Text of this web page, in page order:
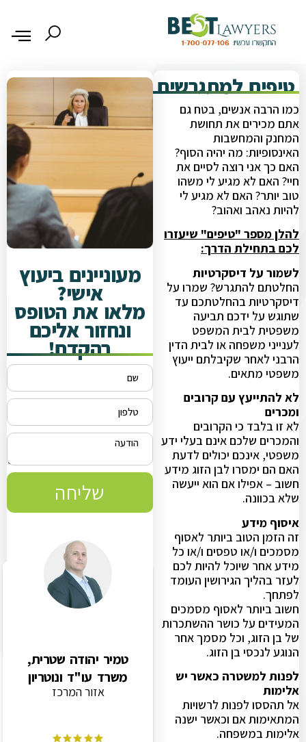
טיפים למתגרשים
כמו הרבה אנשים, בטח גם
אתם מכירים את תחושת
המחנק והמחשבות
האינסופיות: מה יהיה הסוף?
האם כך אני רוצה לסיים את
חיי? האם לא מגיע לי משהו
טוב יותר? האם לא מגיע לי
להיות נאהב ואהוב?
להלן מספר "טיפים" שיעזרו
לכם בתחילת הדרך:
לשמור על דיסקרטיות
החלטתם להתגרש? שמרו על
דיסקרטיות בהחלטתכם עד
שתוגש על ידכם תביעה
משפטית לבית המשפט
לענייני משפחה או לבית הדין
הרבני לאחר שקיבלתם ייעוץ
משפטי מתאים.
לא להתייעץ עם קרובים
ומכרים
לא זו בלבד כי הקרובים
והמכרים שלכם אינם בעלי ידע
משפטי, אינכם יכולים לדעת
האם הם ימסרו לבן הזוג מידע
חשוב – אפילו אם הוא ייעשה
שלא בכוונה.
איסוף מידע
זה הזמן הטוב ביותר לאסוף
מסמכים ו/או טפסים ו/או כל
מידע אחר שיוכל להיות לכם
לעזר בהליך הגירושין העומד
לפתחך.
חשוב ביותר לאסוף מסמכים
המעידים על כושר ההשתכרות
של בן הזוג, וכל מסמך אחר
הנוגע לנכסי בן הזוג.
לפנות למשטרה כאשר יש
אלימות
אל תהססו לפנות לרשויות
המתאימות אם וכאשר ישנה
אלימות במשפחה.
מעוניינים ביעוץ
אישי?
מלאו את הטופס
ונחזור אליכם
בהקדם!
שליחה
טמיר יהודה שטרית,
משרד עו"ד ונוטריון
אזור המרכז